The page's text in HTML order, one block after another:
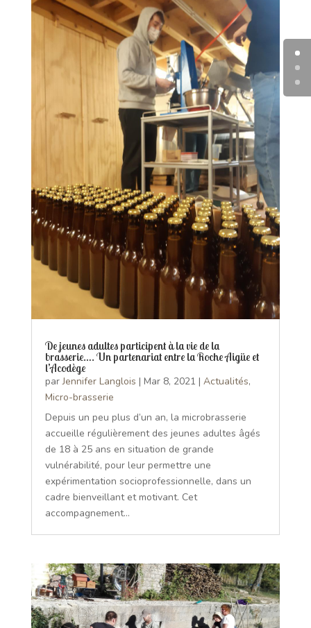
De jeunes adultes participent à la vie de la
brasserie…. Un partenariat entre la Roche Aigüe et
l’Acodège
parJennifer Langlois | Mar 8, 2021 | Actualités,
Micro-brasserie
Depuis un peu plus d’un an, la microbrasserie
accueille régulièrement des jeunes adultes âgés
de 18 à 25 ans en situation de grande
vulnérabilité, pour leur permettre une
expérimentation socioprofessionnelle, dans un
cadre bienveillant et motivant. Cet
accompagnement...